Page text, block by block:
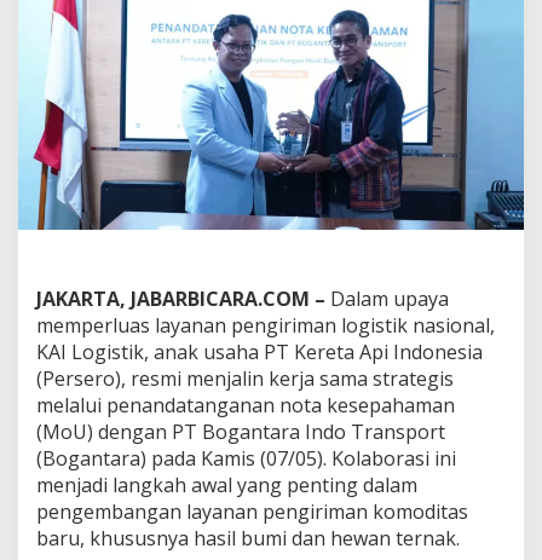
s
n
i
s
B
a
r
u
e
i
r
i
m
a
H
e
w
a
n
T
e
JAKARTA, JABARBICARA.COM – Dalam upaya
memperluas layanan pengiriman logistik nasional,
KAI Logistik, anak usaha PT Kereta Api Indonesia
(Persero), resmi menjalin kerja sama strategis
melalui penandatanganan nota kesepahaman
(MoU) dengan PT Bogantara Indo Transport
(Bogantara) pada Kamis (07/05). Kolaborasi ini
menjadi langkah awal yang penting dalam
pengembangan layanan pengiriman komoditas
baru, khususnya hasil bumi dan hewan ternak.